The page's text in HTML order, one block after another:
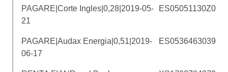
PAGARE|Corte Ingles|0,28|2019-05-
21
ES05051130Z0
PAGARE|Audax Energia|0,51|2019-
06-17
ES0536463039